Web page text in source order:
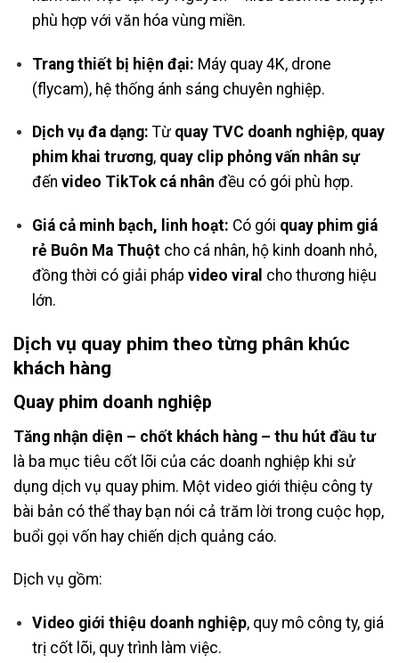
phù hợp với văn hóa vùng miền.
Trang thiết bị hiện đại: Máy quay 4K, drone
(flycam), hệ thống ánh sáng chuyên nghiệp.
Dịch vụ đa dạng: Từ quay TVC doanh nghiệp, quay
phim khai trương, quay clip phỏng vấn nhân sự
đến video TikTok cá nhân đều có gói phù hợp.
Giá cả minh bạch, linh hoạt: Có gói quay phim giá
rẻ Buôn Ma Thuộtcho cá nhân, hộ kinh doanh nhỏ,
đồng thời có giải pháp video viral cho thương hiệu
lớn.
Dịch vụ quay phim theo từng phân khúc
khách hàng
Quay phim doanh nghiệp
Tăng nhận diện – chốt khách hàng – thu hút đầu tư
là ba mục tiêu cốt lõi của các doanh nghiệp khi sử
dụng dịch vụ quay phim. Một video giới thiệu công ty
bài bản có thể thay bạn nói cả trăm lời trong cuộc họp,
buổi gọi vốn hay chiến dịch quảng cáo.
Dịch vụ gồm:
Video giới thiệu doanh nghiệp, quy mô công ty, giá
trị cốt lõi, quy trình làm việc.